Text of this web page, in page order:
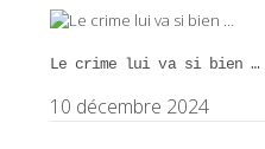
Le crime lui va si bien …
10 décembre 2024